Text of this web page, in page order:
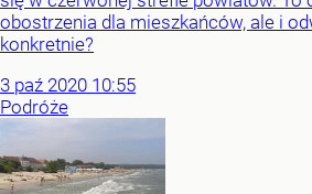
obostrzenia dla mieszkańców, ale i
konkretnie?
3 paź 2020 10:55
Podróże